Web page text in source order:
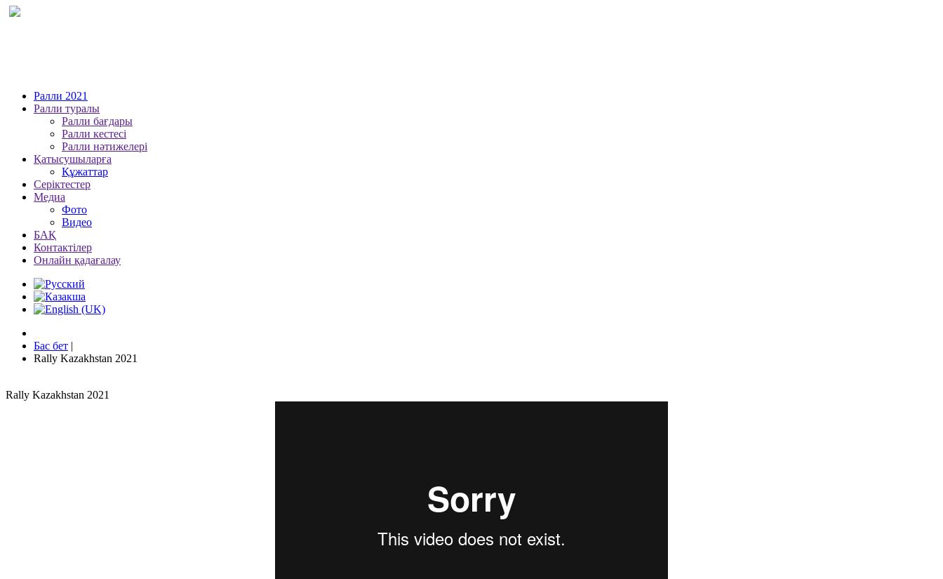
Ралли 2021
Ралли туралы
Ралли бағдары
Ралли кестесі
Ралли нәтижелері
Қатысушыларға
Құжаттар
Серіктестер
Медиа
Фото
Видео
БАҚ
Контактілер
Онлайн қадағалау
Бас бет |
Rally Kazakhstan 2021
Rally Kazakhstan 2021